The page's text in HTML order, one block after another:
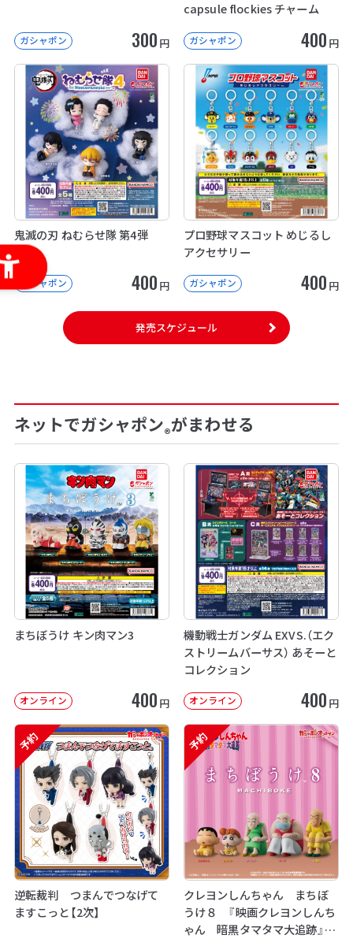
ガシャポン 300 円
capsule flockies チャーム
ガシャポン 400 円
鬼滅の刃 ねむらせ隊 第4弾
ガシャポン 400 円
プロ野球マスコット めじるし
アクセサリー
ガシャポン 400 円
発売スケジュール
ネットでガシャポン®がまわせる
まちぼうけ キン肉マン3
オンライン 400 円
機動戦士ガンダム EXVS.（エク
ストリームバーサス） あそーと
コレクション
オンライン 400 円
予約
逆転裁判 つまんでつなげて
ますこっと【2次】
予約
クレヨンしんちゃん まちぼ
うけ８ 『映画クレヨンしんち
ゃん 暗黒タマタマ大追跡』【2